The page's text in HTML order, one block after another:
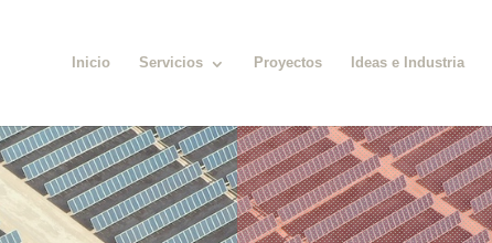
Inicio Servicios Proyectos Ideas e Industria